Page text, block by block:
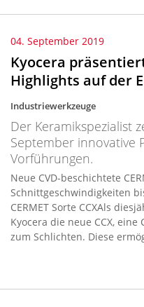
04. September 2019
Kyocera
Highlights auf der
Industriewerkzeuge
Der Keramikspezialist
September innovative
Vorführungen.
Neue CVD-beschichtete
Schnittgeschwindigkeiten
CERMET Sorte CCXAls
Kyocera die neue CCX,
zum Schlichten. Diese